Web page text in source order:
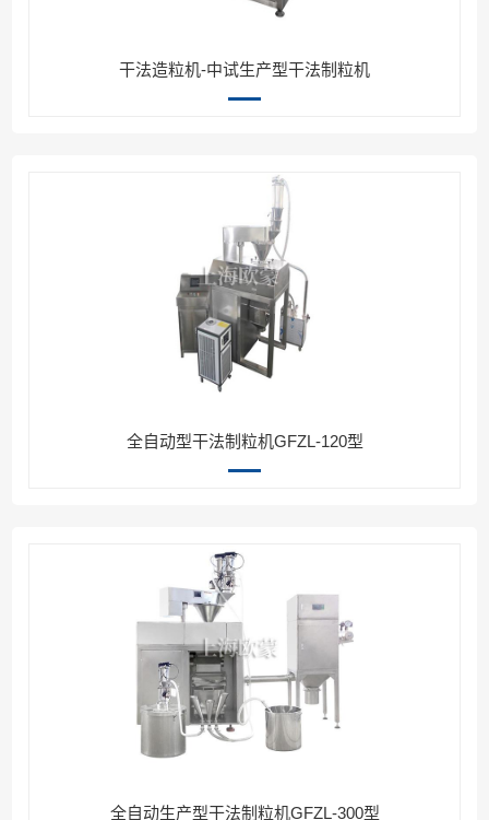
干法造粒机-中试生产型干法制粒机
全自动型干法制粒机GFZL-120型
全自动生产型干法制粒机GFZL-300型